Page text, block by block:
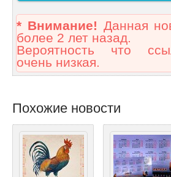
* Внимание! Данная
более 2 лет назад.
Вероятность что
очень низкая.
Похожие новости